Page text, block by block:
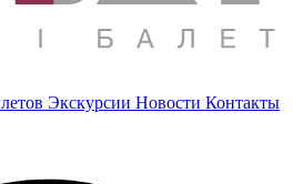
Экскурсии Новости Контакты